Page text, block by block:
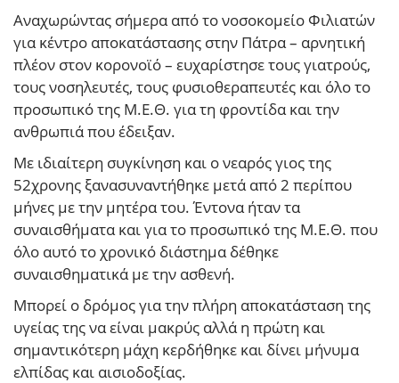
Αναχωρώντας σήμερα από το νοσοκομείο Φιλιατών
για κέντρο αποκατάστασης στην Πάτρα – αρνητική
πλέον στον κορονοϊό – ευχαρίστησε τους γιατρούς,
τους νοσηλευτές, τους φυσιοθεραπευτές και όλο το
προσωπικό της Μ.Ε.Θ. για τη φροντίδα και την
ανθρωπιά που έδειξαν.
Με ιδιαίτερη συγκίνηση και ο νεαρός γιος της
52χρονης ξανασυναντήθηκε μετά από 2 περίπου
μήνες με την μητέρα του. Έντονα ήταν τα
συναισθήματα και για το προσωπικό της Μ.Ε.Θ. που
όλο αυτό το χρονικό διάστημα δέθηκε
συναισθηματικά με την ασθενή.
Μπορεί ο δρόμος για την πλήρη αποκατάσταση της
υγείας της να είναι μακρύς αλλά η πρώτη και
σημαντικότερη μάχη κερδήθηκε και δίνει μήνυμα
ελπίδας και αισιοδοξίας.